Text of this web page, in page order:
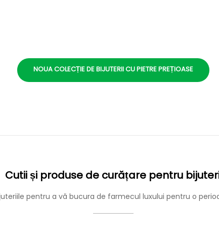
NOUA COLECȚIE DE BIJUTERII CU PIETRE PREȚIOASE
Cutii și produse de curățare pentru
pentru a vă bucura de farmecul luxului pentru o